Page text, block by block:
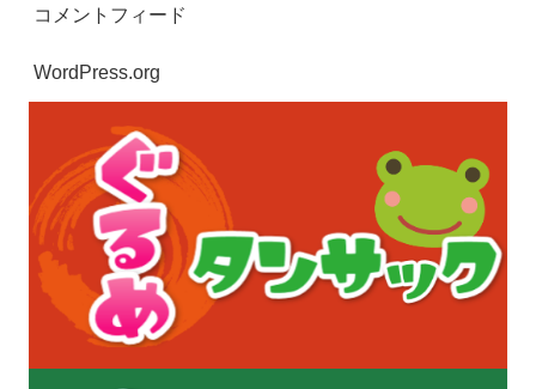
コメントフィード
WordPress.org